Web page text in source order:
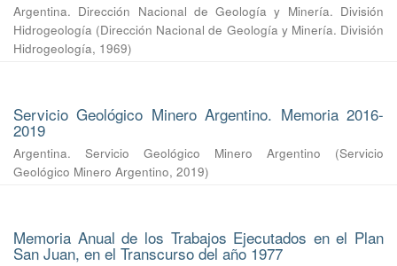
Argentina. Dirección Nacional de Geología y Minería. División
Hidrogeología (Dirección Nacional de Geología y Minería. División
Hidrogeología, 1969)
Servicio Geológico Minero Argentino. Memoria 2016-
2019
Argentina. Servicio Geológico Minero Argentino (Servicio
Geológico Minero Argentino, 2019)
Memoria Anual de los Trabajos Ejecutados en el Plan
San Juan, en el Transcurso del año 1977